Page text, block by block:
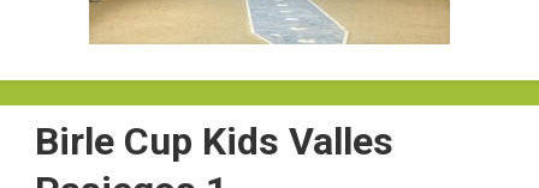
Birle Cup Kids Valles